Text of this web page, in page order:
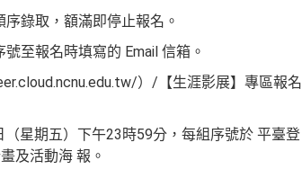
錄取，額滿即停止報名。
至報名時填寫的 Email 信箱。
）/【生涯影展】專區報名
星期五）下午23時59分，每組序號於 平臺登
及活動海 報。